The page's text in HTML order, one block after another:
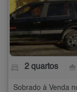
2 quartos
Sobrado à Venda